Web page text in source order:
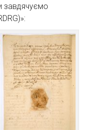
завдячуємо